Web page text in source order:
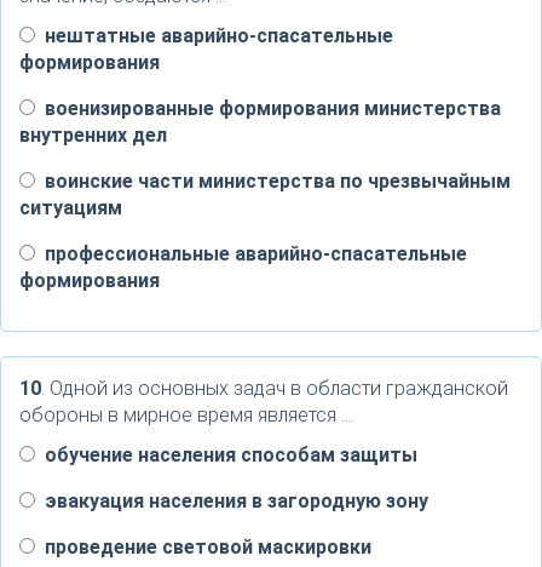
нештатные аварийно-спасательные
формирования
военизированные формирования министерства
внутренних дел
воинские части министерства по чрезвычайным
ситуациям
профессиональные аварийно-спасательные
формирования
10. Одной из основных задач в области гражданской
обороны в мирное время является …
обучение населения способам защиты
эвакуация населения в загородную зону
проведение световой маскировки